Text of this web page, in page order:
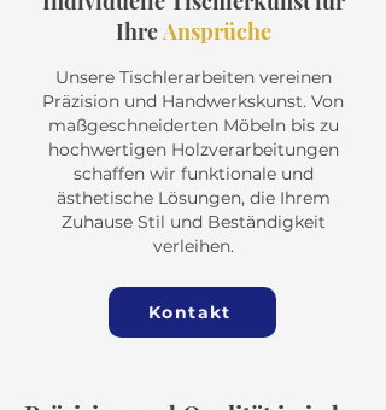
IhreAnsprüche
Unsere Tischlerarbeiten vereinen
Präzision und Handwerkskunst. Von
maßgeschneiderten Möbeln bis zu
hochwertigen Holzverarbeitungen
schaffen wir funktionale und
ästhetische Lösungen, die Ihrem
Zuhause Stil und Beständigkeit
verleihen.
Kontakt